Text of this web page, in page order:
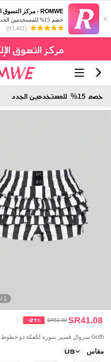
×
ROMWE - مركز التسوق الإلكتروني الخاص بك
خصم 15% للمستخدمين الجدد
(93,402)
1 / 9
SR41.08
SR52.00
-21%
Goth سروال قصير بتنورة لكعكة ذو خطوط سوداء وبيضاء بطراز جوثك للنساء
مقاس US